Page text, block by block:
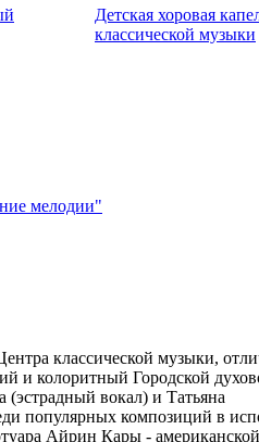
Детская хоровая
классической музыки
мелодии"
классической музыки,
и колоритный Городской
(эстрадный вокал) и Татьяна
популярных композиций в
Айрин Кары -